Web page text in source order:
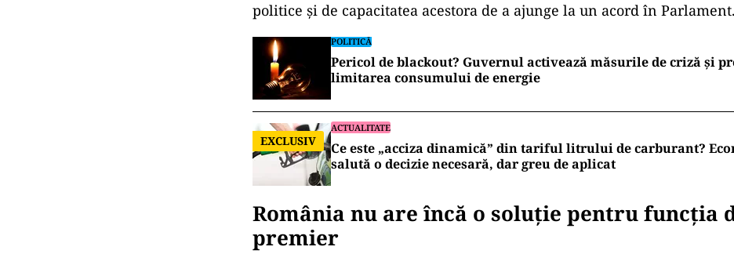
politice și de capacitatea acestora de a ajunge la un acord în Parlament.
POLITICĂ
Pericol de blackout? Guvernul activează măsurile de criză și
limitarea consumului de energie
EXCLUSIV
ACTUALITATE
Ce este „acciza dinamică” din tariful litrului de carburant?
salută o decizie necesară, dar greu de aplicat
România nu are încă o soluție pentru funcția
premier